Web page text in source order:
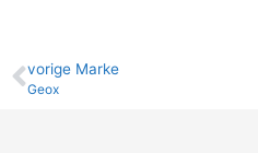
vo­ri­ge Marke
Geox